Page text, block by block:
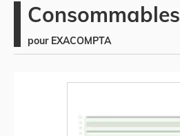
Consommables
pour EXACOMPTA